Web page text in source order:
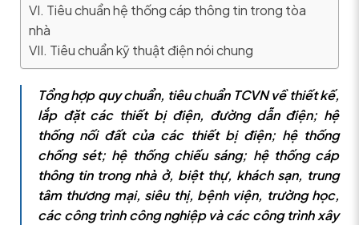
VI. Tiêu chuẩn hệ thống cáp thông tin trong tòa
nhà
VII. Tiêu chuẩn kỹ thuật điện nói chung
Tổng hợp quy chuẩn, tiêu chuẩn TCVN về thiết kế,
lắp đặt các thiết bị điện, đường dẫn điện; hệ
thống nối đất của các thiết bị điện; hệ thống
chống sét; hệ thống chiếu sáng; hệ thống cáp
thông tin trong nhà ở, biệt thự, khách sạn, trung
tâm thương mại, siêu thị, bệnh viện, trường học,
các công trình công nghiệp và các công trình xây